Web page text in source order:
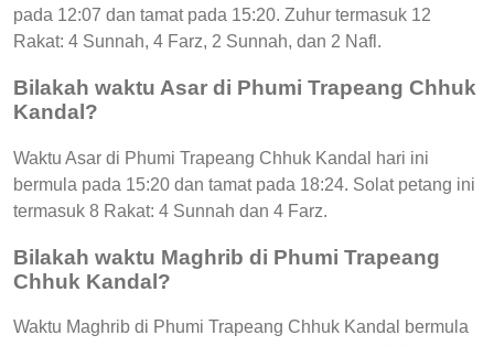
pada 12:07 dan tamat pada 15:20. Zuhur termasuk 12
Rakat: 4 Sunnah, 4 Farz, 2 Sunnah, dan 2 Nafl.
Bilakah waktu Asar di Phumi Trapeang Chhuk
Kandal?
Waktu Asar di Phumi Trapeang Chhuk Kandal hari ini
bermula pada 15:20 dan tamat pada 18:24. Solat petang ini
termasuk 8 Rakat: 4 Sunnah dan 4 Farz.
Bilakah waktu Maghrib di Phumi Trapeang
Chhuk Kandal?
Waktu Maghrib di Phumi Trapeang Chhuk Kandal bermula